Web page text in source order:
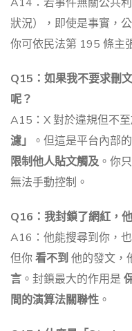
A14：若事件無關公共
狀況），即使是事實，
你可依民法第 195 條主
Q15：如果我不要求刪
呢？
A15：X 對於違規但不
濾」
。但這是平台內部
限制他人貼文觸及 。你
無法手動控制。
Q16：我封鎖了網紅，
A16：他能搜尋到你，
但你看不到他的發文，
言 。封鎖最大的作用是
間的演算法關聯性 。